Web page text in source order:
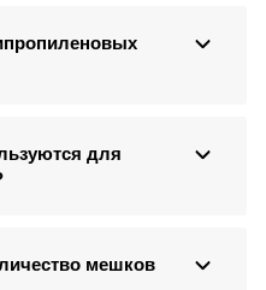
для
мешков